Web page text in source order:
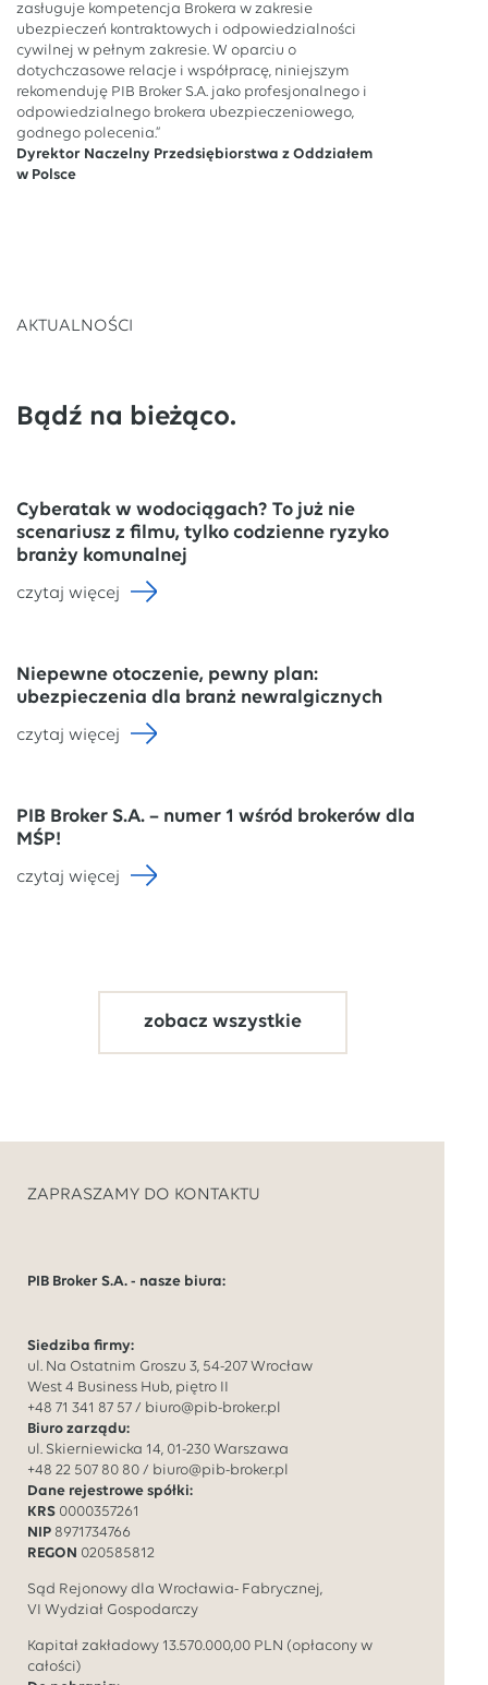
zasługuje kompetencja Brokera w zakresie
ubezpieczeń kontraktowych i odpowiedzialności
cywilnej w pełnym zakresie. W oparciu o
dotychczasowe relacje i współpracę, niniejszym
rekomenduję PIB Broker S.A. jako profesjonalnego i
odpowiedzialnego brokera ubezpieczeniowego,
godnego polecenia.”
Dyrektor Naczelny Przedsiębiorstwa z Oddziałem
w Polsce
AKTUALNOŚCI
Bądź na bieżąco.
Cyberatak w wodociągach? To już nie
scenariusz z filmu, tylko codzienne ryzyko
branży komunalnej
czytaj więcej
Niepewne otoczenie, pewny plan:
ubezpieczenia dla branż newralgicznych
czytaj więcej
PIB Broker S.A. – numer 1 wśród brokerów dla
MŚP!
czytaj więcej
zobacz wszystkie
ZAPRASZAMY DO KONTAKTU
PIB Broker S.A. - nasze biura:
Siedziba firmy:
ul. Na Ostatnim Groszu 3, 54-207 Wrocław
West 4 Business Hub, piętro II
+48 71 341 87 57 / biuro@pib-broker.pl
Biuro zarządu:
ul. Skierniewicka 14, 01-230 Warszawa
+48 22 507 80 80 / biuro@pib-broker.pl
Dane rejestrowe spółki:
KRS 0000357261
NIP 8971734766
REGON 020585812
Sąd Rejonowy dla Wrocławia- Fabrycznej,
VI Wydział Gospodarczy
Kapitał zakładowy 13.570.000,00 PLN (opłacony w
całości)